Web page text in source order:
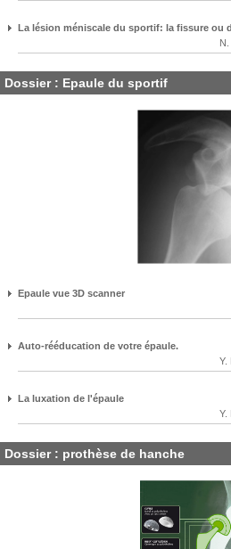
La lésion méniscale du sportif: la fissure ou
Dossier : Epaule du sportif
Epaule vue 3D scanner
Auto-rééducation de votre épaule.
Y.
La luxation de l'épaule
Y.
Dossier : prothèse de hanche